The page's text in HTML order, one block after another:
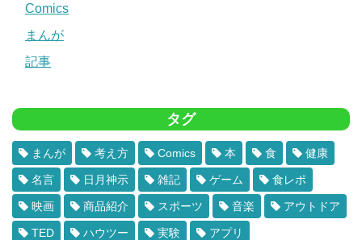
Comics
まんが
記事
タグ
まんが 考え方 Comics 本 食 健康
名言 日月神示 雑記 ゲーム 食レポ
映画 商品紹介 スポーツ 音楽 アウトドア
TED ハウツー 実験 アプリ